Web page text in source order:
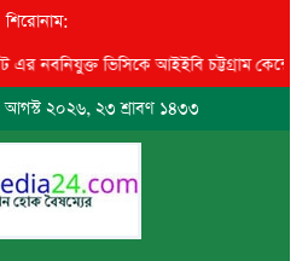
শিরোনাম:
ভিসিকে আইইবি চট্টগ্রাম কেন্দ্রে
আগস্ট ২০২৬, ২৩ শ্রাবণ ১৪৩৩